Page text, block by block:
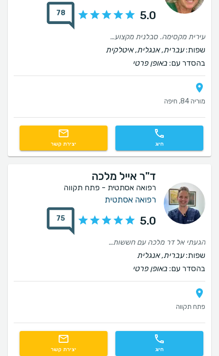
5.0
78
עירית מקסימה. סבלנית מקצוענית, ו... עושה כל מה שאפשר שלא יכאב. וכך גם כל צוות המרפאה שלה.
שפות:עברית, אנגלית, איטלקית
בהסדר עם: באופן פרטי
מוריה 84, חיפה
חיוג יצירת קשר
ד"ר אייל מלכה
רפואה אסתטית - פתח תקווה
רפואה אסתטית
5.0
75
הגעתי אל דר מלכה עם חששות צפויים שיש לפני כל טיפול, נפגשתי עם רופא צנוע שזה נדיר בימינו!! כל כך סבלני, מסביר ומאבחן, הקדיש המון זמן ואת לא מרגישה שאת חלק מפס ייצור, ידיים עדינות ולא מכאיב בכלל, והתוצאה וואהוווו, שינוי מהותי בכהויות ובשקעי העיניים, אני מרגישה שהפנים הפכו למוארות ולא עייפות! תקשיבו רופא נדיר, שלפני חשבון הבנק שלו הכי חשוב לו שתהיי מרוצה!! קבלו המלצה מאחת שיודעת!! ממליצה על דר מלכה מכל הלבבב ובחום רב לא תתחרטו. אני אחזור אליו לכל טיפול שאי פעם ארצה לעשות בהמשך. הוא הכתובת שלי מהיום!!
שפות:עברית, אנגלית
בהסדר עם: באופן פרטי
פתח תקווה
חיוג יצירת קשר